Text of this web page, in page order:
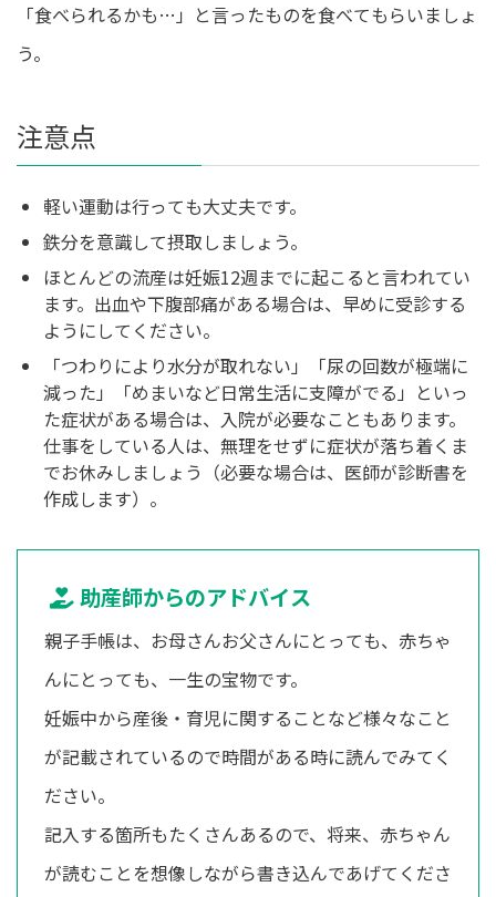
「食べられるかも…」と言ったものを食べてもらいましょ
う。
注意点
軽い運動は行っても大丈夫です。
鉄分を意識して摂取しましょう。
ほとんどの流産は妊娠12週までに起こると言われてい
ます。出血や下腹部痛がある場合は、早めに受診する
ようにしてください。
「つわりにより水分が取れない」「尿の回数が極端に
減った」「めまいなど日常生活に支障がでる」といっ
た症状がある場合は、入院が必要なこともあります。
仕事をしている人は、無理をせずに症状が落ち着くま
でお休みしましょう（必要な場合は、医師が診断書を
作成します）。
助産師からのアドバイス
親子手帳は、お母さんお父さんにとっても、赤ちゃ
んにとっても、一生の宝物です。
妊娠中から産後・育児に関することなど様々なこと
が記載されているので時間がある時に読んでみてく
ださい。
記入する箇所もたくさんあるので、将来、赤ちゃん
が読むことを想像しながら書き込んであげてくださ